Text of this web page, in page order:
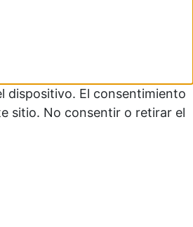
dispositivo. El consentimiento
sitio. No consentir o retirar el